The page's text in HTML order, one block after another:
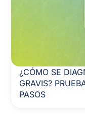
¿CÓMO SE
GRAVIS?
PASOS